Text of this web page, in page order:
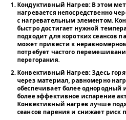
Кондуктивный Нагрев: В этом
нагревается непосредственно
с нагревательным элементом.
быстро достигает нужной
подходит для коротких сеансов
может привести к
потребует частого
перегорания.
Конвективный Нагрев: Здесь
через материал, равномерно
обеспечивает более однородный
более эффективное испарение
Конвективный нагрев лучше
сеансов парения и снижает риск